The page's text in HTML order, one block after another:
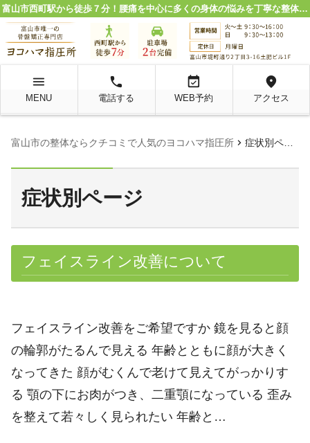
富山市西町駅から徒歩７分！腰痛を中心に多くの身体の悩みを丁寧な整体施術で解決。
menu
MENU
local_phone
電話する
event_available
WEB予約
location_on
アクセス
富山市の整体ならクチコミで人気のヨコハマ指圧所 chevron_right 症状別ページ
症状別ページ
フェイスライン改善について
フェイスライン改善をご希望ですか 鏡を見ると顔
の輪郭がたるんで見える 年齢とともに顔が大きく
なってきた 顔がむくんで老けて見えてがっかりす
る 顎の下にお肉がつき、二重顎になっている 歪み
を整えて若々しく見られたい 年齢と…